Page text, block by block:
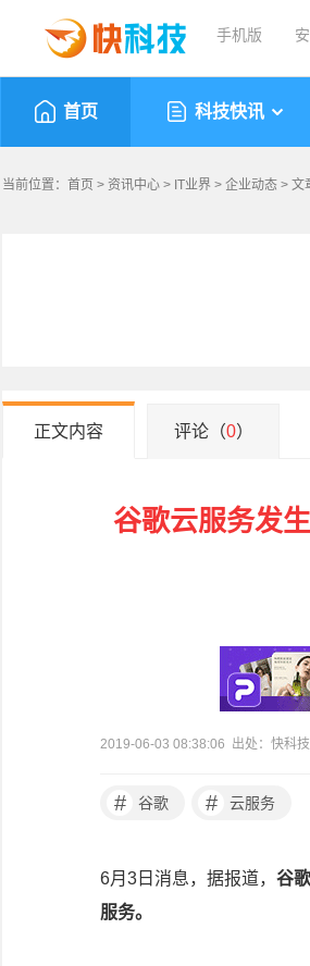
手机版
首页 科技快讯
当前位置： 首页 > 资讯中心 > IT业界 > 企业动态 > 文
正文内容 评论（0）
谷歌云服务发
2019-06-03 08:38:06 出处：快科技
# 谷歌 # 云服务
6月3日消息，据报道， 谷
服务。